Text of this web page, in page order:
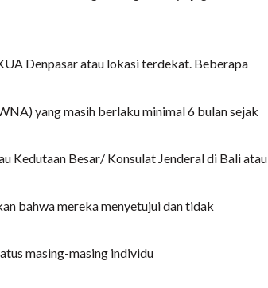
Denpasar atau lokasi terdekat. Beberapa
yang masih berlaku minimal 6 bulan sejak
Kedutaan Besar/ Konsulat Jenderal di Bali atau
bahwa mereka menyetujui dan tidak
masing-masing individu